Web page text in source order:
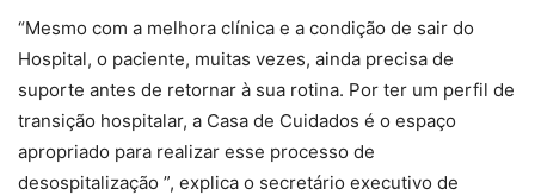
“Mesmo com a melhora clínica e a condição de sair do
Hospital, o paciente, muitas vezes, ainda precisa de
suporte antes de retornar à sua rotina. Por ter um perfil de
transição hospitalar, a Casa de Cuidados é o espaço
apropriado para realizar esse processo de
desospitalização ”, explica o secretário executivo de